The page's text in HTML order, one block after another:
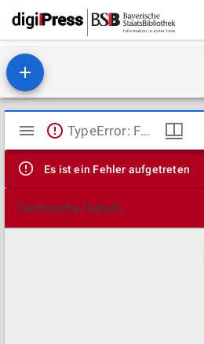
Mirador
Viewer
TypeError: Failed to fetch
Es ist ein Fehler aufgetreten
Technische Details